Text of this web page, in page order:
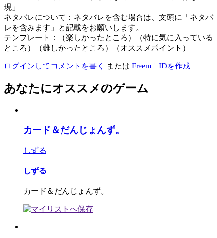
現」
ネタバレについて：ネタバレを含む場合は、文頭に「ネタバ
レを含みます」と記載をお願いします。
テンプレート：（楽しかったところ）（特に気に入っている
ところ）（難しかったところ）（オススメポイント）
ログインしてコメントを書く または Freem！IDを作成
あなたにオススメのゲーム
カード＆だんじょんず。
しずる
しずる
カード＆だんじょんず。